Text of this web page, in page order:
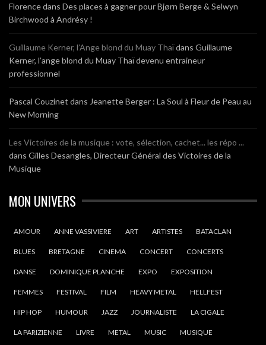
Florencedans Des places à gagner pour Bjørn Berge & Selwyn
Birchwood à Andrésy !
Guillaume Kerner, l’Ange blond du Muay Thaïdans Guillaume
Kerner, l’ange blond du Muay Thaï devenu entraineur
professionnel
Pascal Couzinet dans Jeanette Berger : La Soul à Fleur de Peau au
New Morning
Les Victoires de la musique : vote, sélection, cachet... les répo ...
dans Gilles Desangles, Directeur Général des Victoires de la
Musique
MON UNIVERS
AMOUR ANNE VASSIVIERE ART ARTISTES BATACLAN
BLUES BRETAGNE CINEMA CONCERT CONCERTS
DANSE DOMINIQUE PLANCHE EXPO EXPOSITION
FEMMES FESTIVAL FILM HEAVY METAL HELLFEST
HIP HOP HUMOUR JAZZ JOURNALISTE LA CIGALE
LA PARIZIENNE LIVRE METAL MUSIC MUSIQUE